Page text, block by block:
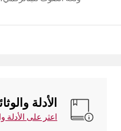
الأدلة
اعثر على الأدلة